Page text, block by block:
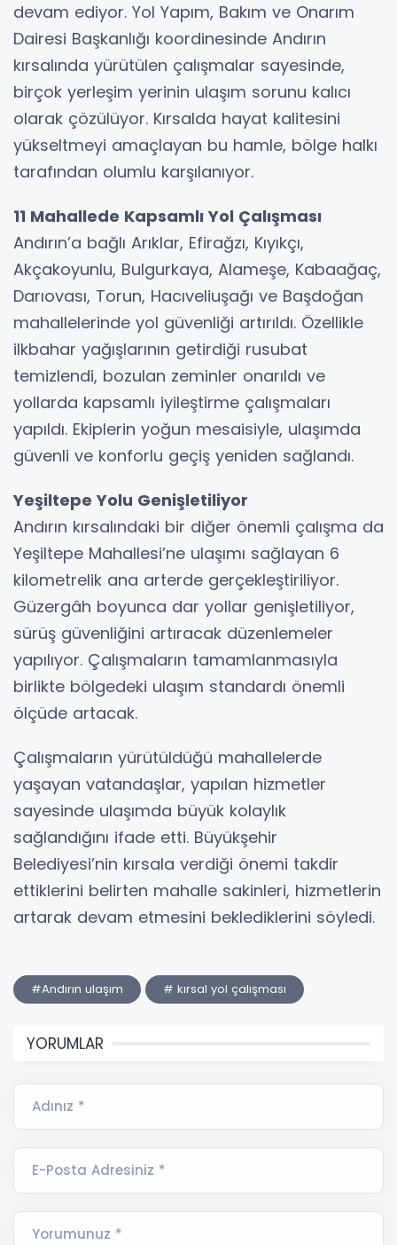
devam ediyor. Yol Yapım, Bakım ve Onarım
Dairesi Başkanlığı koordinesinde Andırın
kırsalında yürütülen çalışmalar sayesinde,
birçok yerleşim yerinin ulaşım sorunu kalıcı
olarak çözülüyor. Kırsalda hayat kalitesini
yükseltmeyi amaçlayan bu hamle, bölge halkı
tarafından olumlu karşılanıyor.
11 Mahallede Kapsamlı Yol Çalışması
Andırın’a bağlı Arıklar, Efirağzı, Kıyıkçı,
Akçakoyunlu, Bulgurkaya, Alameşe, Kabaağaç,
Darıovası, Torun, Hacıveliuşağı ve Başdoğan
mahallelerinde yol güvenliği artırıldı. Özellikle
ilkbahar yağışlarının getirdiği rusubat
temizlendi, bozulan zeminler onarıldı ve
yollarda kapsamlı iyileştirme çalışmaları
yapıldı. Ekiplerin yoğun mesaisiyle, ulaşımda
güvenli ve konforlu geçiş yeniden sağlandı.
Yeşiltepe Yolu Genişletiliyor
Andırın kırsalındaki bir diğer önemli çalışma da
Yeşiltepe Mahallesi’ne ulaşımı sağlayan 6
kilometrelik ana arterde gerçekleştiriliyor.
Güzergâh boyunca dar yollar genişletiliyor,
sürüş güvenliğini artıracak düzenlemeler
yapılıyor. Çalışmaların tamamlanmasıyla
birlikte bölgedeki ulaşım standardı önemli
ölçüde artacak.
Çalışmaların yürütüldüğü mahallelerde
yaşayan vatandaşlar, yapılan hizmetler
sayesinde ulaşımda büyük kolaylık
sağlandığını ifade etti. Büyükşehir
Belediyesi’nin kırsala verdiği önemi takdir
ettiklerini belirten mahalle sakinleri, hizmetlerin
artarak devam etmesini beklediklerini söyledi.
#Andırın ulaşım # kırsal yol çalışması
YORUMLAR
Adınız *
E-Posta Adresiniz *
Yorumunuz *